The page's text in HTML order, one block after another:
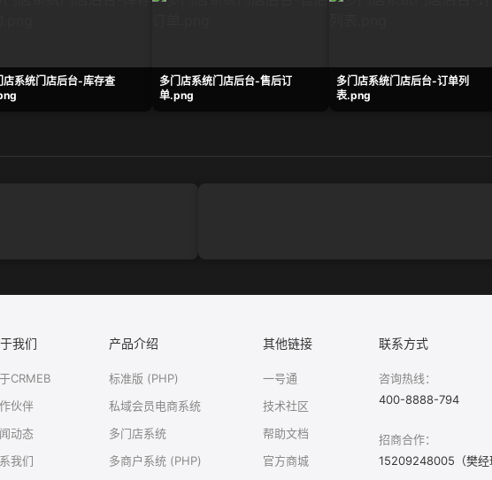
店系统门店后台-库存查
多门店系统门店后台-售后订
单.png
多门店系统门店后台-订单列
表.png
我们
CRMEB
伙伴
动态
我们
产品介绍
标准版 (PHP)
私域会员电商系统
多门店系统
多商户系统 (PHP)
其他链接
一号通
技术社区
帮助文档
官方商城
联系方式
咨询热线：
400-8888-794
招商合作：
15209248005（樊经